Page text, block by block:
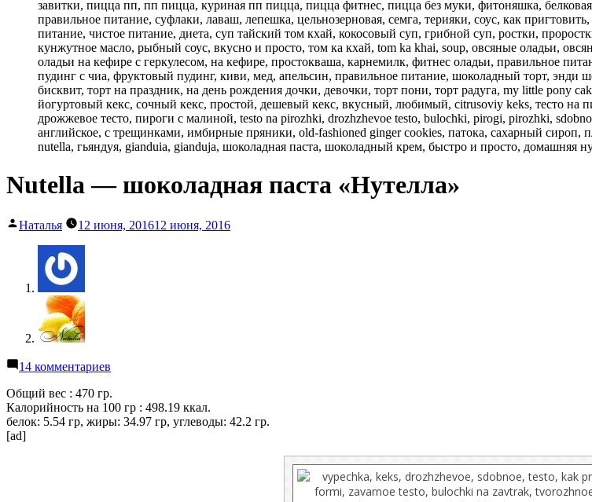
Nutella — шоколадная паста «Нутелла»
Написано
Наталья 12 июня, 201612 июня, 2016
14 комментариев
—
шоколадная
Общий вес : 470 гр.
Калорийность на 100 гр : 498.19 ккал.
белок: 5.54 гр, жиры: 34.97 гр, углеводы: 42.2 гр.
[ad]